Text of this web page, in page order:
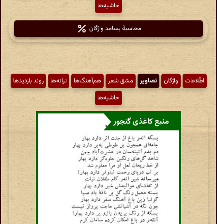
حاشیه‌ها
محاسبهٔ بسامد واژگان
اطّلاعات واژگان تصاویر مشق شعر هم‌آهنگ‌ها ترانه‌ها
روند بازدیدها
حاشیه‌ها
منبع کاغذی گنجور